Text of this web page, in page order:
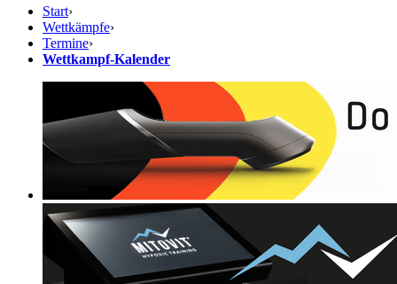
Start›
Wettkämpfe›
Termine›
Wettkampf-Kalender